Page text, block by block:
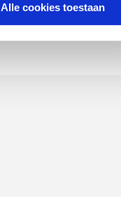
Alle cookies toestaan